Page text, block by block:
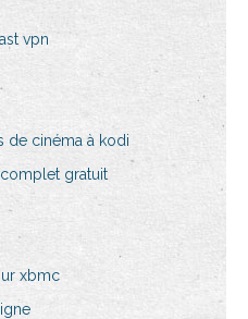
vpn
de cinéma à kodi
gratuit
xbmc